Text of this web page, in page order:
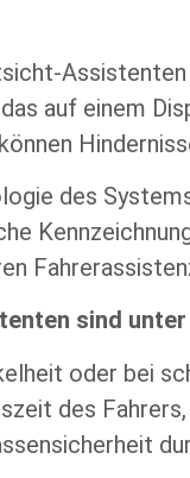
auf einem
des
sind unter
oder bei
des